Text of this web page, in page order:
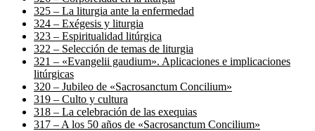
325 – La liturgia ante la enfermedad
324 – Exégesis y liturgia
323 – Espiritualidad litúrgica
322 – Selección de temas de liturgia
321 – «Evangelii gaudium». Aplicaciones e implicaciones
litúrgicas
320 – Jubileo de «Sacrosanctum Concilium»
319 – Culto y cultura
318 – La celebración de las exequias
317 – A los 50 años de «Sacrosanctum Concilium»